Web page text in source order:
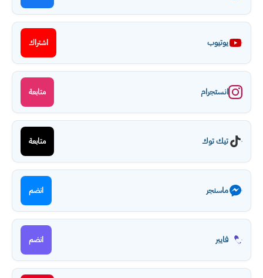
يوتيوب اشتراك
انستجرام متابعة
تيك توك متابعة
ماسنجر انضم
فايبر انضم